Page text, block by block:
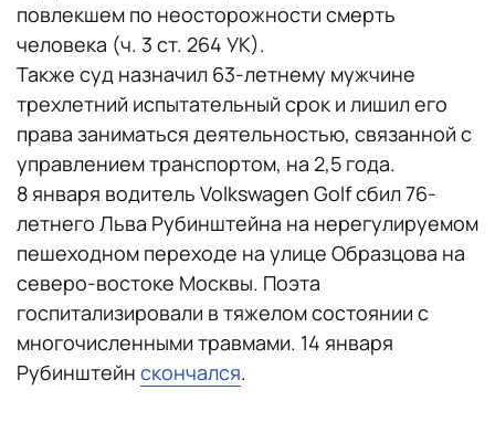
повлекшем по неосторожности смерть
человека (ч. 3 ст. 264 УК).
Также суд назначил 63-летнему мужчине
трехлетний испытательный срок и лишил его
права заниматься деятельностью, связанной с
управлением транспортом, на 2,5 года.
8 января водитель Volkswagen Golf сбил 76-
летнего Льва Рубинштейна на нерегулируемом
пешеходном переходе на улице Образцова на
северо-востоке Москвы. Поэта
госпитализировали в тяжелом состоянии с
многочисленными травмами. 14 января
Рубинштейн скончался.